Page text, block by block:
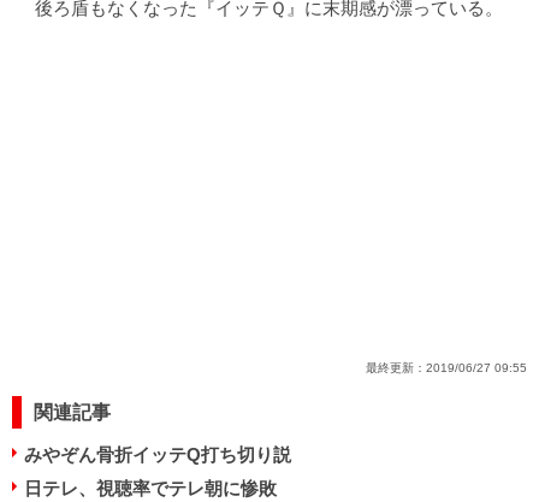
後ろ盾もなくなった『イッテＱ』に末期感が漂っている。
最終更新： 2019/06/27 09:55
関連記事
みやぞん骨折イッテQ打ち切り説
日テレ、視聴率でテレ朝に惨敗